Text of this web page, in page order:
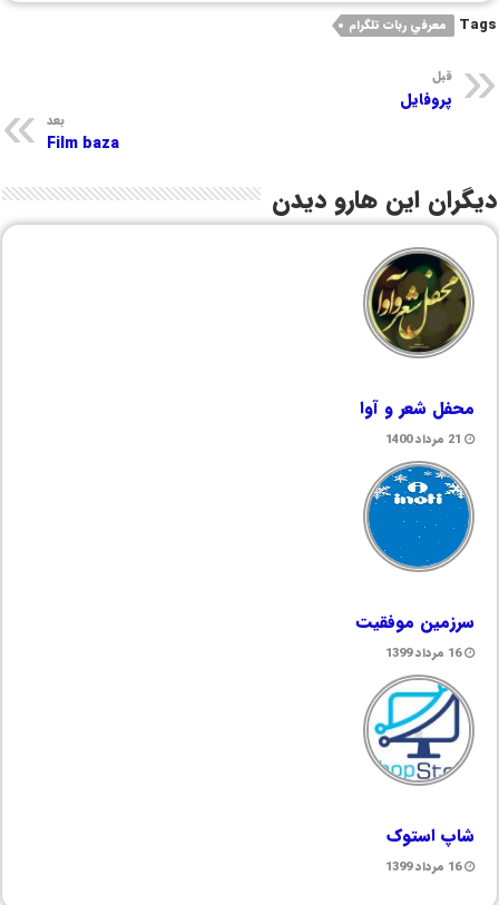
Tags معرفي ربات تلگرام
قبل
پروفایل
بعد
Film baza
دیگران این هارو دیدن
محفل شعر و آوا
21 مرداد 1400
سرزمین موفقیت
16 مرداد 1399
شاپ استوک
16 مرداد 1399